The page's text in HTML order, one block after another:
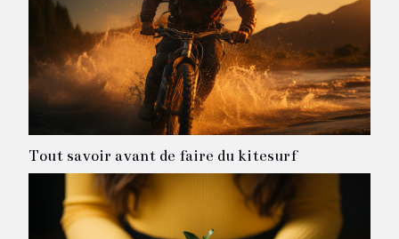
Tout savoir avant de faire du kitesurf